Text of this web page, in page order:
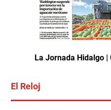
La Jornada Hidalgo
El Reloj